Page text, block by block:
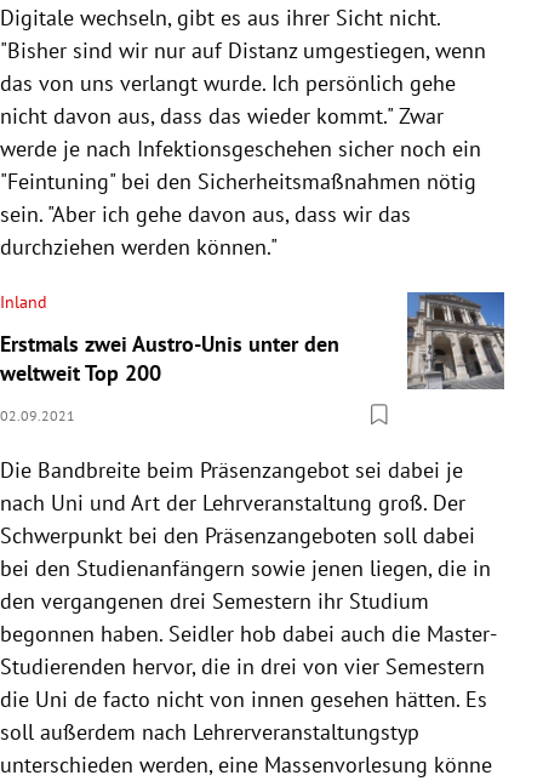
Digitale wechseln, gibt es aus ihrer Sicht nicht.
"Bisher sind wir nur auf Distanz umgestiegen, wenn
das von uns verlangt wurde. Ich persönlich gehe
nicht davon aus, dass das wieder kommt." Zwar
werde je nach Infektionsgeschehen sicher noch ein
"Feintuning" bei den Sicherheitsmaßnahmen nötig
sein. "Aber ich gehe davon aus, dass wir das
durchziehen werden können."
Inland
Erstmals zwei Austro-Unis unter den
weltweit Top 200
02.09.2021
Die Bandbreite beim Präsenzangebot sei dabei je
nach Uni und Art der Lehrveranstaltung groß. Der
Schwerpunkt bei den Präsenzangeboten soll dabei
bei den Studienanfängern sowie jenen liegen, die in
den vergangenen drei Semestern ihr Studium
begonnen haben. Seidler hob dabei auch die Master-
Studierenden hervor, die in drei von vier Semestern
die Uni de facto nicht von innen gesehen hätten. Es
soll außerdem nach Lehrerveranstaltungstyp
unterschieden werden, eine Massenvorlesung könne